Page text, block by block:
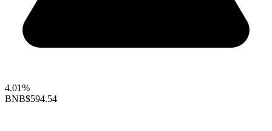
4.01%
BNB$594.54